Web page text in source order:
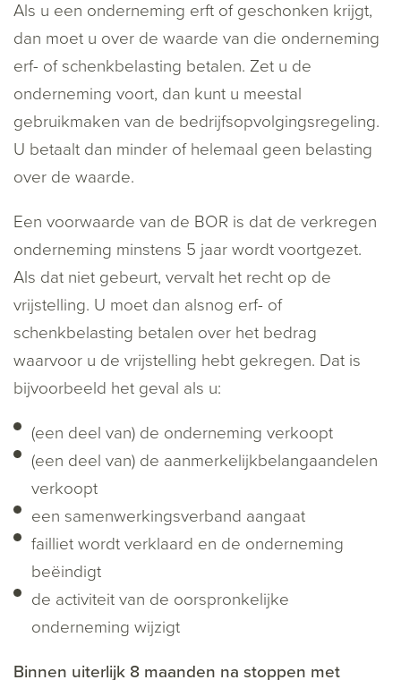
Als u een onderneming erft of geschonken krijgt,
dan moet u over de waarde van die onderneming
erf- of schenkbelasting betalen. Zet u de
onderneming voort, dan kunt u meestal
gebruikmaken van de bedrijfsopvolgingsregeling.
U betaalt dan minder of helemaal geen belasting
over de waarde.
Een voorwaarde van de BOR is dat de verkregen
onderneming minstens 5 jaar wordt voortgezet.
Als dat niet gebeurt, vervalt het recht op de
vrijstelling. U moet dan alsnog erf- of
schenkbelasting betalen over het bedrag
waarvoor u de vrijstelling hebt gekregen. Dat is
bijvoorbeeld het geval als u:
(een deel van) de onderneming verkoopt
(een deel van) de aanmerkelijkbelangaandelen
verkoopt
een samenwerkingsverband aangaat
failliet wordt verklaard en de onderneming
beëindigt
de activiteit van de oorspronkelijke
onderneming wijzigt
Binnen uiterlijk 8 maanden na stoppen met